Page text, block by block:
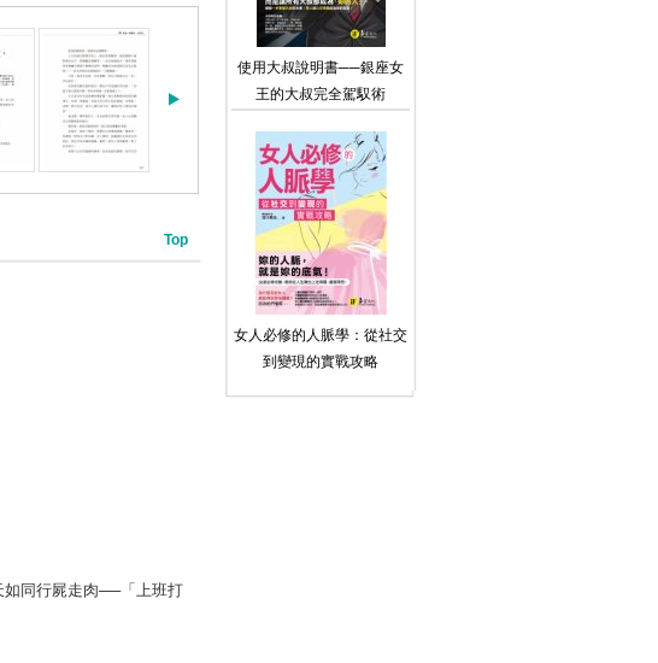
Top
如同行屍走肉──「上班打
使用大叔說明書──銀座女
王的大叔完全駕馭術
女人必修的人脈學：從社交
到變現的實戰攻略